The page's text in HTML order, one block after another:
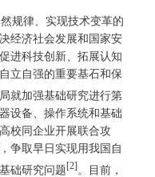
规律、实现技术变革的
经济社会发展和国家安
进科技创新、拓展认知
立自强的重要基石和保
就加强基础研究进行第
设备、操作系统和基础
校同企业开展联合攻
争取早日实现用我国自
础研究问题[2] 。目前，